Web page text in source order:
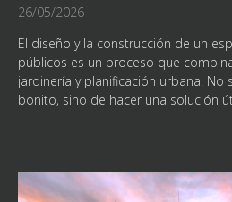
26/05/2026
El diseño y la construcción de un
públicos es un proceso que
jardinería y planificación urbana. No
bonito, sino de hacer una solución